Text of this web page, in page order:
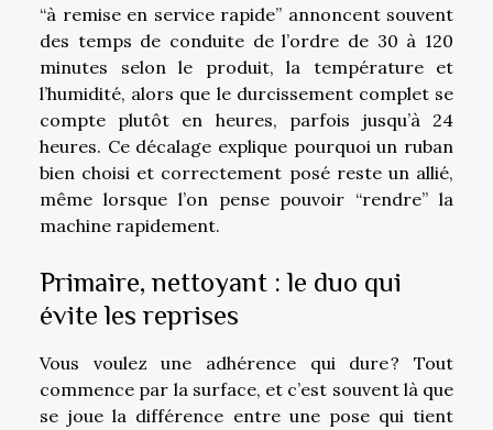
“à remise en service rapide” annoncent souvent
des temps de conduite de l’ordre de 30 à 120
minutes selon le produit, la température et
l’humidité, alors que le durcissement complet se
compte plutôt en heures, parfois jusqu’à 24
heures. Ce décalage explique pourquoi un ruban
bien choisi et correctement posé reste un allié,
même lorsque l’on pense pouvoir “rendre” la
machine rapidement.
Primaire, nettoyant : le duo qui
évite les reprises
Vous voulez une adhérence qui dure ? Tout
commence par la surface, et c’est souvent là que
se joue la différence entre une pose qui tient